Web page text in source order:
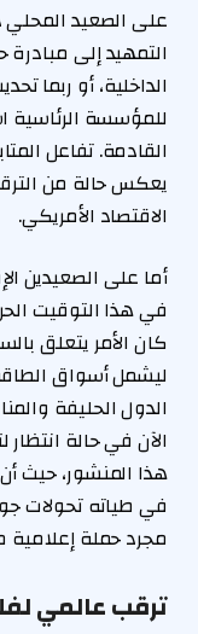
على الصعيد المحلي
التمهيد إلى
الداخلية، أو ربما
للمؤسسة الرئاسية
القادمة. تفاعل
يعكس حالة من
الاقتصاد الأمريكي.
أما على الصعيدين
في هذا التوقيت
كان الأمر يتعلق
ليشمل أسواق
الدول الحليفة
الآن في حالة
هذا المنشور، حيث
في طياته تحولات
مجرد حملة إعلامية
ترقب عالمي